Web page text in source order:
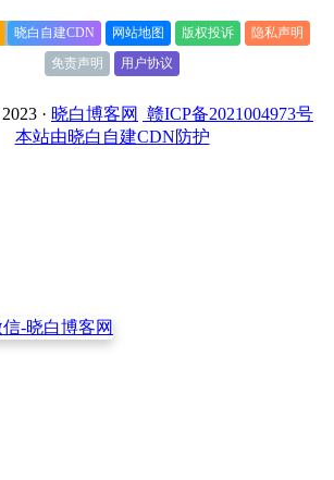
晓白自建CDN 网站地图 版权投诉
隐私声明
免责声明
用户协议
· 晓白博客网
赣ICP备2021004973号
本站由晓白自建CDN防护